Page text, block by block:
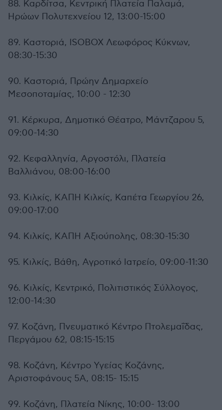
88. Καρδίτσα, Κεντρική Πλατεία Παλαμά,
Ηρώων Πολυτεχνείου 12, 13:00-15:00
89. Καστοριά, ISOBOX Λεωφόρος Κύκνων,
08:30-15:30
90. Καστοριά, Πρώην Δημαρχείο
Μεσοποταμίας, 10:00 - 12:30
91. Κέρκυρα, Δημοτικό Θέατρο, Μάντζαρου 5,
09:00-14:30
92. Κεφαλληνία, Αργοστόλι, Πλατεία
Βαλλιάνου, 08:00-16:00
93. Κιλκίς, ΚΑΠΗ Κιλκίς, Καπέτα Γεωργίου 26,
09:00-17:00
94. Κιλκίς, ΚΑΠΗ Αξιούπολης, 08:30-15:30
95. Κιλκίς, Βάθη, Αγροτικό Ιατρείο, 09:00-11:30
96. Κιλκίς, Κεντρικό, Πολιτιστικός Σύλλογος,
12:00-14:30
97. Κοζάνη, Πνευματικό Κέντρο Πτολεμαΐδας,
Περγάμου 62, 08:15-15:15
98. Κοζάνη, Κέντρο Υγείας Κοζάνης,
Αριστοφάνους 5Α, 08:15- 15:15
99. Κοζάνη, Πλατεία Νίκης, 10:00- 13:00